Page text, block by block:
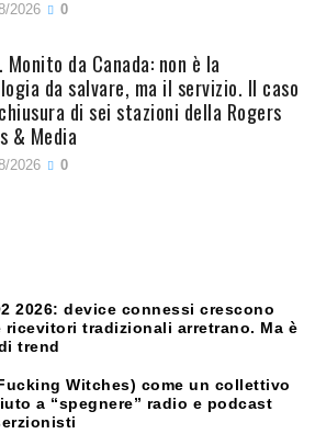
2026 0
Monito da Canada: non è la
da salvare, ma il servizio. Il caso
di sei stazioni della Rogers
& Media
2026 0
2026: device connessi crescono
ricevitori tradizionali arretrano. Ma è
trend
Witches) come un collettivo
a “spegnere” radio e podcast